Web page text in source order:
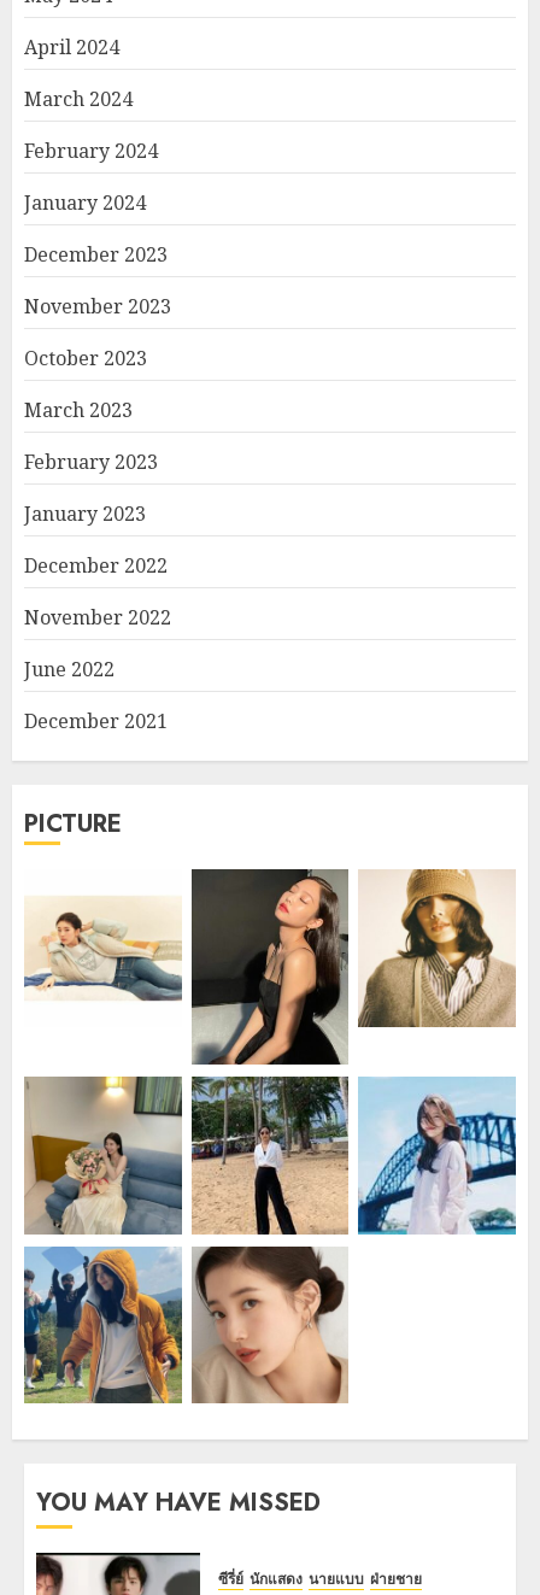
April 2024
March 2024
February 2024
January 2024
December 2023
November 2023
October 2023
March 2023
February 2023
January 2023
December 2022
November 2022
June 2022
December 2021
PICTURE
YOU MAY HAVE MISSED
ซีรี่ย์ นักแสดง นายแบบ ฝ่ายชาย